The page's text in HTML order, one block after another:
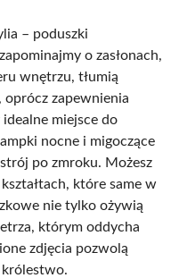
– poduszki
o zasłonach,
wnętrzu, tłumią
oprócz zapewnienia
miejsce do
nocne i migoczące
po zmroku. Możesz
które same w
nie tylko ożywią
którym oddycha
zdjęcia pozwolą